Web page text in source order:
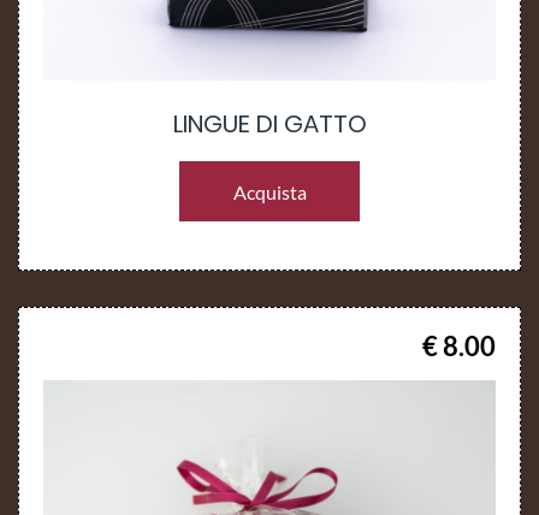
LINGUE DI GATTO
Acquista
€ 8.00